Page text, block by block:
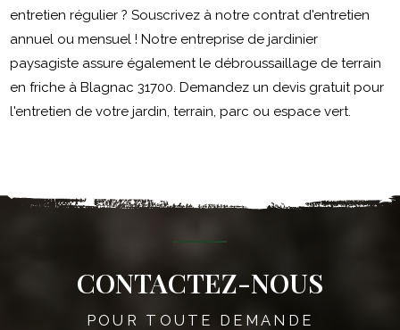
entretien régulier ? Souscrivez à notre contrat d'entretien
annuel ou mensuel ! Notre entreprise de jardinier
paysagiste assure également le débroussaillage de terrain
en friche à Blagnac 31700. Demandez un devis gratuit pour
l'entretien de votre jardin, terrain, parc ou espace vert.
CONTACTEZ-NOUS
POUR TOUTE DEMANDE